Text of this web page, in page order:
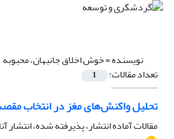
نویسنده =خوش اخلاق جانبهان، محبوبه
تعداد مقالات: 1
تحلیل واکنش‌های مغز در انتخاب
مقالات آماده انتشار، پذیرفته شده، انتشار